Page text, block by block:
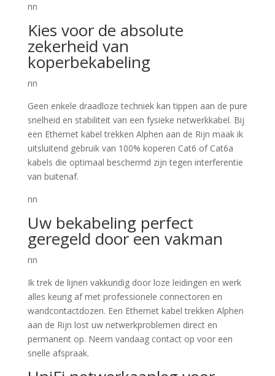
nn
Kies voor de absolute
zekerheid van
koperbekabeling
nn
Geen enkele draadloze techniek kan tippen aan de pure
snelheid en stabiliteit van een fysieke netwerkkabel. Bij
een Ethernet kabel trekken Alphen aan de Rijn maak ik
uitsluitend gebruik van 100% koperen Cat6 of Cat6a
kabels die optimaal beschermd zijn tegen interferentie
van buitenaf.
nn
Uw bekabeling perfect
geregeld door een vakman
nn
Ik trek de lijnen vakkundig door loze leidingen en werk
alles keurig af met professionele connectoren en
wandcontactdozen. Een Ethernet kabel trekken Alphen
aan de Rijn lost uw netwerkproblemen direct en
permanent op. Neem vandaag contact op voor een
snelle afspraak.